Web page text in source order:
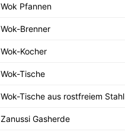
Wok Pfannen
Wok-Brenner
Wok-Kocher
Wok-Tische
Wok-Tische aus rostfreiem Stahl
Zanussi Gasherde